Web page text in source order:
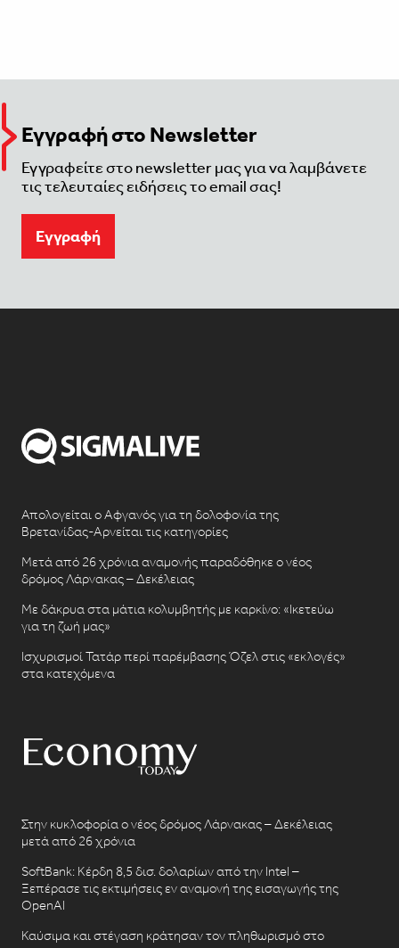
Εγγραφή στο Newsletter
Εγγραφείτε στο newsletter μας για να λαμβάνετε
τις τελευταίες ειδήσεις το email σας!
Eγγραφή
Απολογείται ο Αφγανός για τη δολοφονία της
Βρετανίδας-Αρνείται τις κατηγορίες
Μετά από 26 χρόνια αναμονής παραδόθηκε ο νέος
δρόμος Λάρνακας – Δεκέλειας
Με δάκρυα στα μάτια κολυμβητής με καρκίνο: «Ικετεύω
για τη ζωή μας»
Ισχυρισμοί Τατάρ περί παρέμβασης Όζελ στις «εκλογές»
στα κατεχόμενα
Στην κυκλοφορία ο νέος δρόμος Λάρνακας – Δεκέλειας
μετά από 26 χρόνια
SoftBank: Κέρδη 8,5 δισ. δολαρίων από την Intel –
Ξεπέρασε τις εκτιμήσεις εν αναμονή της εισαγωγής της
OpenAI
Καύσιμα και στέγαση κράτησαν τον πληθωρισμό στο